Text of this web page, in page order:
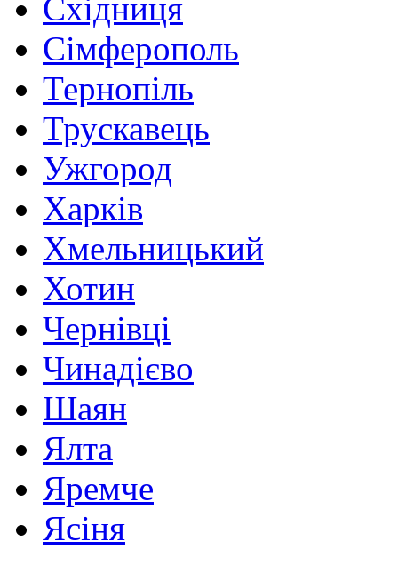
Східниця
Сімферополь
Тернопіль
Трускавець
Ужгород
Харків
Хмельницький
Хотин
Чернівці
Чинадієво
Шаян
Ялта
Яремче
Ясіня